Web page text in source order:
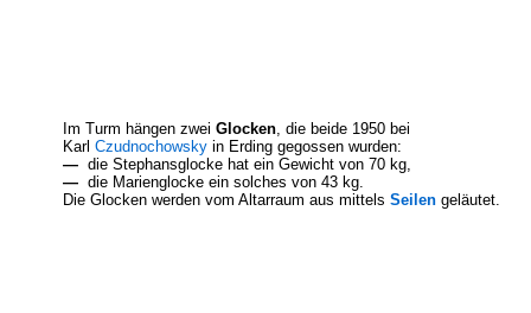
Im Turm hängen zwei Glocken, die beide 1950 bei
Karl Czudnochowsky in Erding gegossen wurden:
— die Stephansglocke hat ein Gewicht von 70 kg,
— die Marienglocke ein solches von 43 kg.
Die Glocken werden vom Altarraum aus mittels Seilen geläutet.